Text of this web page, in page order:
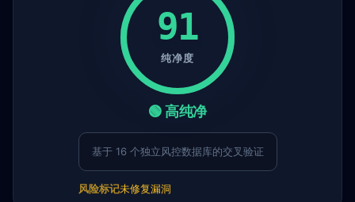
91
纯净度
🟢 高纯净
基于 16 个独立风控数据库的交叉验证
风险标记未修复漏洞